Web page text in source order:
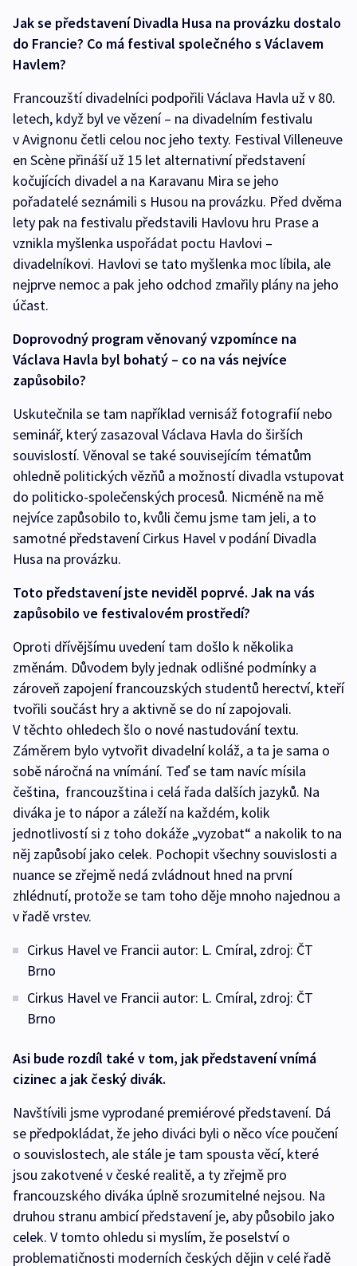
Jak se představení Divadla Husa na provázku dostalo
do Francie? Co má festival společného s Václavem
Havlem?
Francouzští divadelníci podpořili Václava Havla už v 80.
letech, když byl ve vězení – na divadelním festivalu
v Avignonu četli celou noc jeho texty. Festival Villeneuve
en Scène přináší už 15 let alternativní představení
kočujících divadel a na Karavanu Mira se jeho
pořadatelé seznámili s Husou na provázku. Před dvěma
lety pak na festivalu představili Havlovu hru Prase a
vznikla myšlenka uspořádat poctu Havlovi –
divadelníkovi. Havlovi se tato myšlenka moc líbila, ale
nejprve nemoc a pak jeho odchod zmařily plány na jeho
účast.
Doprovodný program věnovaný vzpomínce na
Václava Havla byl bohatý – co na vás nejvíce
zapůsobilo?
Uskutečnila se tam například vernisáž fotografií nebo
seminář, který zasazoval Václava Havla do širších
souvislostí. Věnoval se také souvisejícím tématům
ohledně politických vězňů a možností divadla vstupovat
do politicko-společenských procesů. Nicméně na mě
nejvíce zapůsobilo to, kvůli čemu jsme tam jeli, a to
samotné představení Cirkus Havel v podání Divadla
Husa na provázku.
Toto představení jste neviděl poprvé. Jak na vás
zapůsobilo ve festivalovém prostředí?
Oproti dřívějšímu uvedení tam došlo k několika
změnám. Důvodem byly jednak odlišné podmínky a
zároveň zapojení francouzských studentů herectví, kteří
tvořili součást hry a aktivně se do ní zapojovali.
V těchto ohledech šlo o nové nastudování textu.
Záměrem bylo vytvořit divadelní koláž, a ta je sama o
sobě náročná na vnímání. Teď se tam navíc mísila
čeština, francouzština i celá řada dalších jazyků. Na
diváka je to nápor a záleží na každém, kolik
jednotlivostí si z toho dokáže „vyzobat“ a nakolik to na
něj zapůsobí jako celek. Pochopit všechny souvislosti a
nuance se zřejmě nedá zvládnout hned na první
zhlédnutí, protože se tam toho děje mnoho najednou a
v řadě vrstev.
Cirkus Havel ve Francii autor: L. Cmíral, zdroj: ČT
Brno
Cirkus Havel ve Francii autor: L. Cmíral, zdroj: ČT
Brno
Asi bude rozdíl také v tom, jak představení vnímá
cizinec a jak český divák.
Navštívili jsme vyprodané premiérové představení. Dá
se předpokládat, že jeho diváci byli o něco více poučení
o souvislostech, ale stále je tam spousta věcí, které
jsou zakotvené v české realitě, a ty zřejmě pro
francouzského diváka úplně srozumitelné nejsou. Na
druhou stranu ambicí představení je, aby působilo jako
celek. V tomto ohledu si myslím, že poselství o
problematičnosti moderních českých dějin v celé řadě